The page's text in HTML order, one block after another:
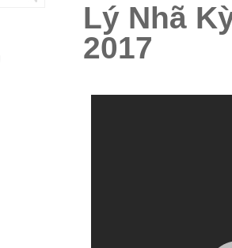
Lý Nhã
2017